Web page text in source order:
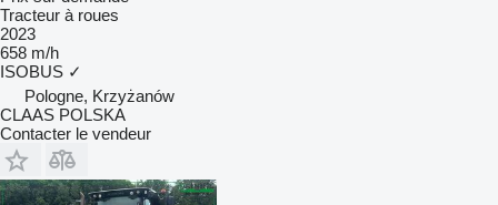
Tracteur à roues
2023
658 m/h
ISOBUS ✓
Pologne, Krzyżanów
CLAAS POLSKA
Contacter le vendeur